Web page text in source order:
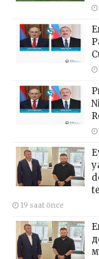
19 saat önce